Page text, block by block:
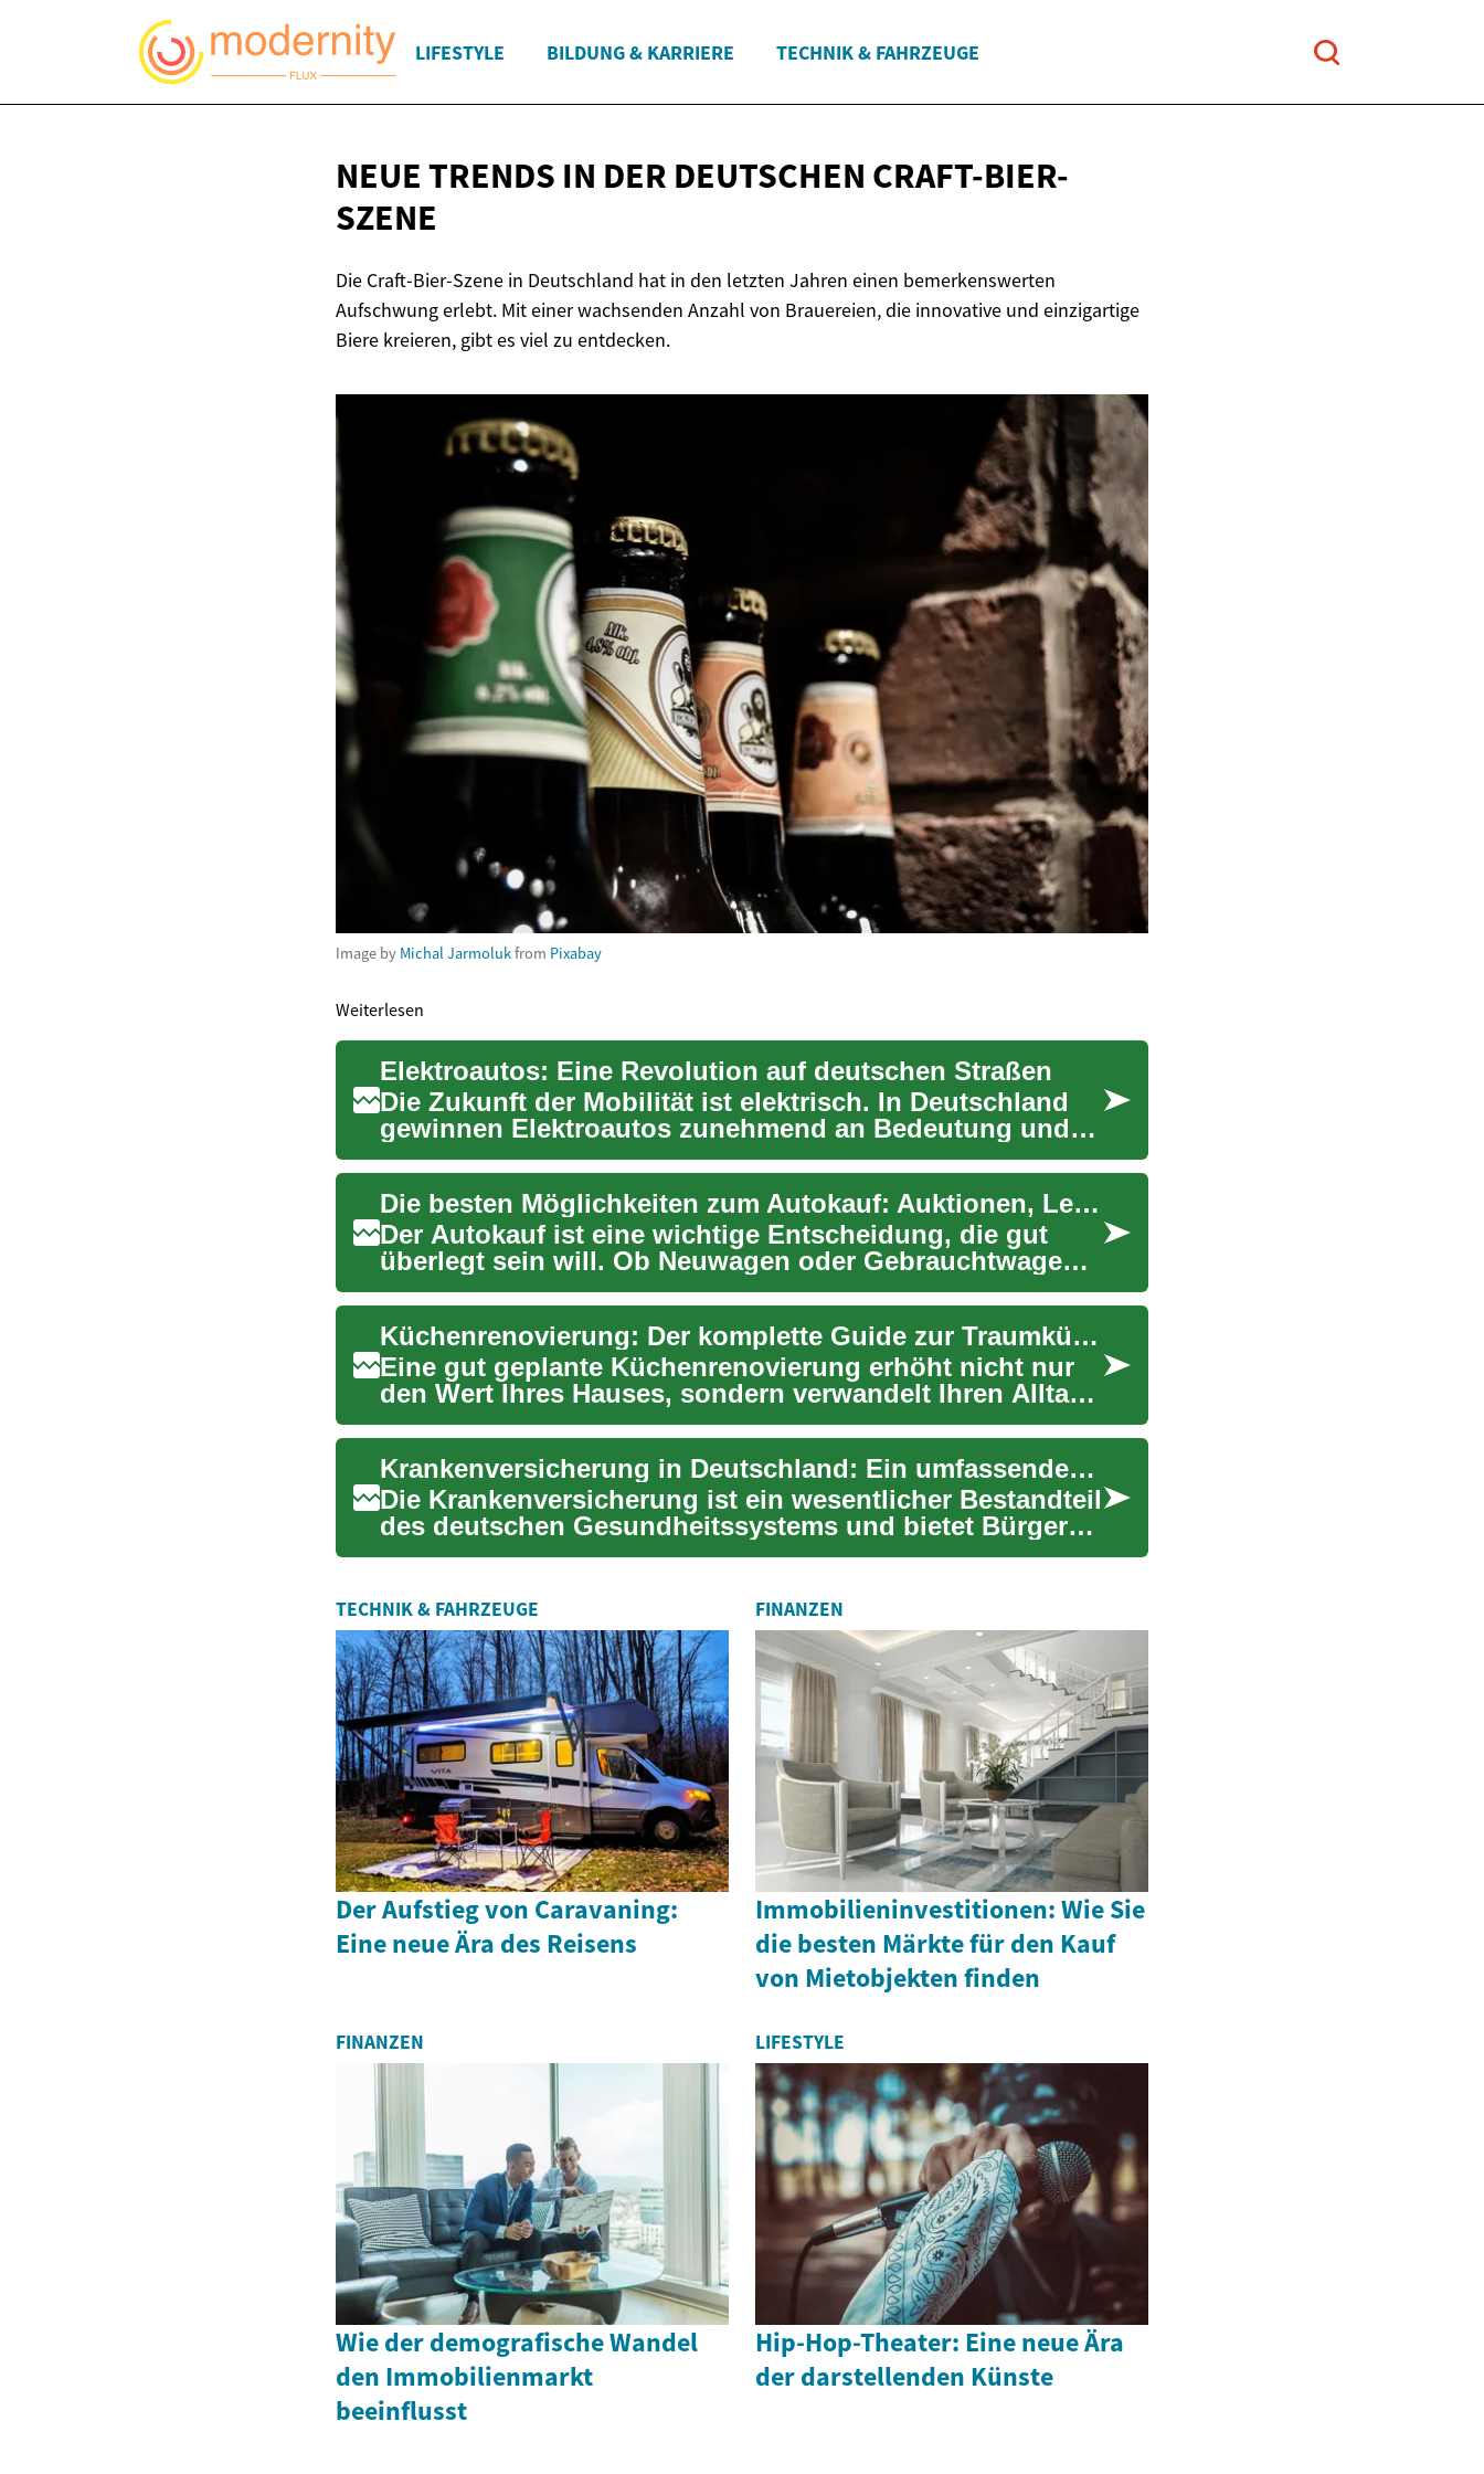
LIFESTYLE BILDUNG & KARRIERE TECHNIK & FAHRZEUGE
NEUE TRENDS IN DER DEUTSCHEN CRAFT-BIER-
SZENE
Die Craft-Bier-Szene in Deutschland hat in den letzten Jahren einen bemerkenswerten
Aufschwung erlebt. Mit einer wachsenden Anzahl von Brauereien, die innovative und einzigartige
Biere kreieren, gibt es viel zu entdecken.
Image by Michal Jarmolukfrom Pixabay
Weiterlesen
Elektroautos: Eine Revolution auf deutschen Straßen
Die Zukunft der Mobilität ist elektrisch. In Deutschland
gewinnen Elektroautos zunehmend an Bedeutung und
verändern d...
Die besten Möglichkeiten zum Autokauf: Auktionen, Leasing und mehr
Der Autokauf ist eine wichtige Entscheidung, die gut
überlegt sein will. Ob Neuwagen oder Gebrauchtwagen,
SUV oder Kl...
Küchenrenovierung: Der komplette Guide zur Traumküche
Eine gut geplante Küchenrenovierung erhöht nicht nur
den Wert Ihres Hauses, sondern verwandelt Ihren Alltag.
Entdecke...
Krankenversicherung in Deutschland: Ein umfassender Leitfaden
Die Krankenversicherung ist ein wesentlicher Bestandteil
des deutschen Gesundheitssystems und bietet Bürgern
Schutz v...
TECHNIK & FAHRZEUGE
Der Aufstieg von Caravaning:
Eine neue Ära des Reisens
FINANZEN
Immobilieninvestitionen: Wie Sie
die besten Märkte für den Kauf
von Mietobjekten finden
FINANZEN
Wie der demografische Wandel
den Immobilienmarkt
beeinflusst
LIFESTYLE
Hip-Hop-Theater: Eine neue Ära
der darstellenden Künste